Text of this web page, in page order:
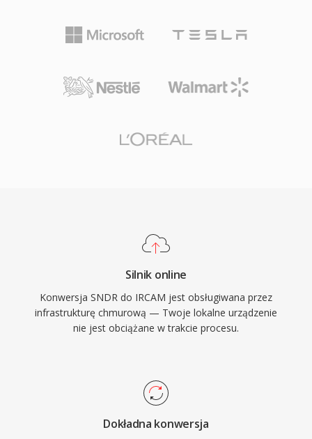
Silnik online
Konwersja SNDR do IRCAM jest obsługiwana przez
infrastrukturę chmurową — Twoje lokalne urządzenie
nie jest obciążane w trakcie procesu.
Dokładna konwersja